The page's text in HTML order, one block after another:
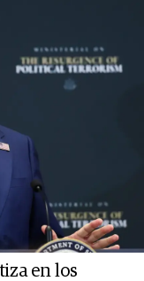
en los